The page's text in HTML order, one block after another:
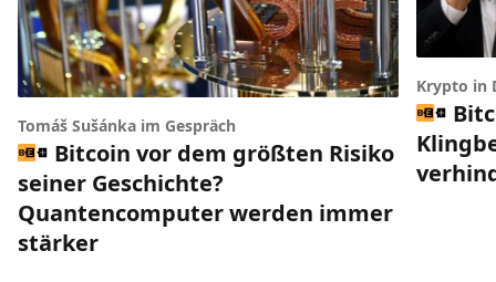
Tomáš Sušánka im Gespräch
Bitcoin vor dem größten Risiko
seiner Geschichte?
Quantencomputer werden immer
stärker
Krypto in